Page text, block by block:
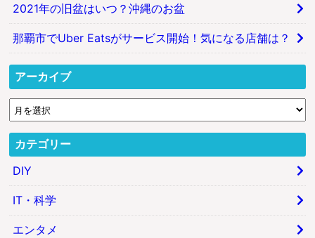
2021年の旧盆はいつ？沖縄のお盆
那覇市でUber Eatsがサービス開始！気になる店舗は？
アーカイブ
カテゴリー
DIY
IT・科学
エンタメ